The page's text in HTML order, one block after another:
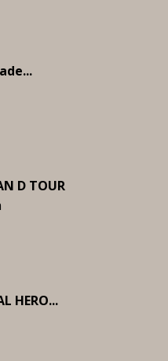
D TOUR
HERO...